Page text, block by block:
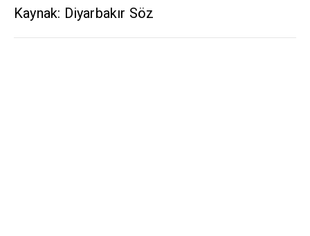
Kaynak: Diyarbakır Söz